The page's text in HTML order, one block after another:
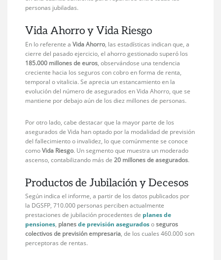
personas jubiladas.
Vida Ahorro y Vida Riesgo
En lo referente aVida Ahorro, las estadísticas indican que, a
cierre del pasado ejercicio, el ahorro gestionado superó los
185.000 millones de euros, observándose una tendencia
creciente hacia los seguros con cobro en forma de renta,
temporal o vitalicia. Se aprecia un estancamiento en la
evolución del número de asegurados en Vida Ahorro, que se
mantiene por debajo aún de los diez millones de personas.
Por otro lado, cabe destacar que la mayor parte de los
asegurados de Vida han optado por la modalidad de previsión
del fallecimiento o invalidez, lo que comúnmente se conoce
comoVida Riesgo. Un segmento que muestra un moderado
ascenso, contabilizando más de20 millones de asegurados.
Productos de Jubilación y Decesos
Según indica el informe, a partir de los datos publicados por
la DGSFP, 710.000 personas perciben actualmente
prestaciones de jubilación procedentes de planes de
pensiones, planesde previsión aseguradososeguros
colectivos de previsión empresaria, de los cuales 460.000 son
perceptoras de rentas.